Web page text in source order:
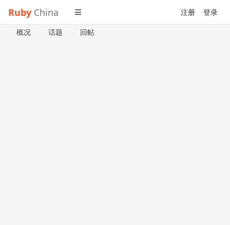
Ruby China 注册 登录
概况 话题 回帖